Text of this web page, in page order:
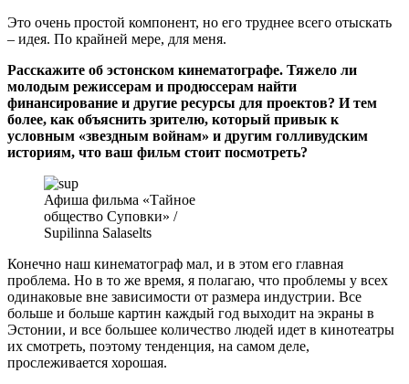
Это очень простой компонент, но его труднее всего отыскать
– идея. По крайней мере, для меня.
Расскажите об эстонском кинематографе. Тяжело ли
молодым режиссерам и продюссерам найти
финансирование и другие ресурсы для проектов? И тем
более, как объяснить зрителю, который привык к
условным «звездным войнам» и другим голливудским
историям, что ваш фильм стоит посмотреть?
Афиша фильма «Тайное
общество Суповки» /
Supilinna Salaselts
Конечно наш кинематограф мал, и в этом его главная
проблема. Но в то же время, я полагаю, что проблемы у всех
одинаковые вне зависимости от размера индустрии. Все
больше и больше картин каждый год выходит на экраны в
Эстонии, и все большее количество людей идет в кинотеатры
их смотреть, поэтому тенденция, на самом деле,
прослеживается хорошая.